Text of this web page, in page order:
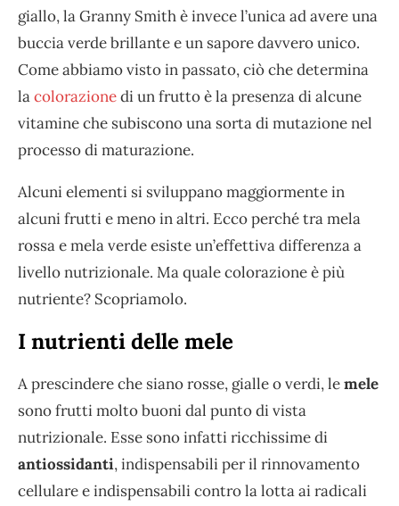
giallo, la Granny Smith è invece l’unica ad avere una
buccia verde brillante e un sapore davvero unico.
Come abbiamo visto in passato, ciò che determina
lacolorazionedi un frutto è la presenza di alcune
vitamine che subiscono una sorta di mutazione nel
processo di maturazione.
Alcuni elementi si sviluppano maggiormente in
alcuni frutti e meno in altri. Ecco perché tra mela
rossa e mela verde esiste un’effettiva differenza a
livello nutrizionale. Ma quale colorazione è più
nutriente? Scopriamolo.
I nutrienti delle mele
A prescindere che siano rosse, gialle o verdi, lemele
sono frutti molto buoni dal punto di vista
nutrizionale. Esse sono infatti ricchissime di
antiossidanti, indispensabili per il rinnovamento
cellulare e indispensabili contro la lotta ai radicali